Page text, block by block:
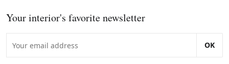
Your interior's favorite newsletter
OK